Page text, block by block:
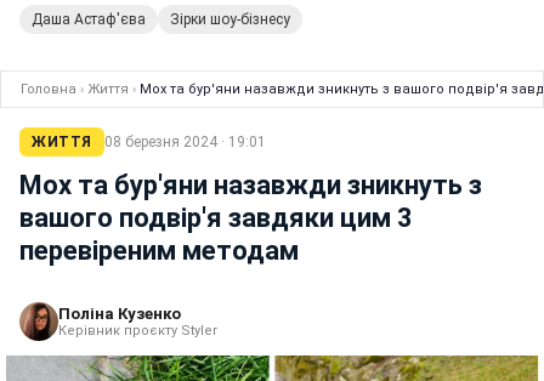
Даша Астаф'єва Зірки шоу-бізнесу
Головна › Життя › Мох та бур'яни назавжди зникнуть з вашого подвір'я
ЖИТТЯ 08 березня 2024 · 19:01
Мох та бур'яни назавжди зникнуть з
вашого подвір'я завдяки цим 3
перевіреним методам
Поліна Кузенко
Керівник проєкту Styler